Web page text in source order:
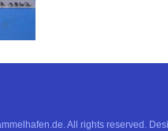
All rights reserved.